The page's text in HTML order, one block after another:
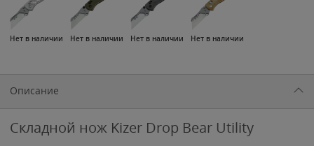
Нет в наличии Нет в наличии Нет в наличии Нет в наличии
Описание
Складной нож Kizer Drop Bear Utility